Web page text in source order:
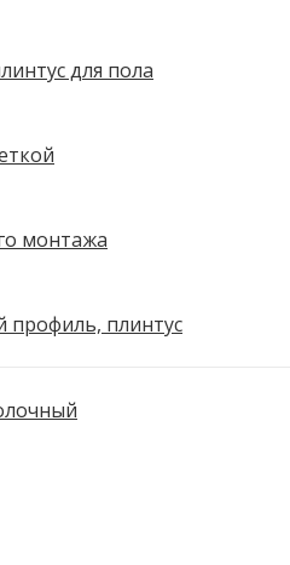
для пола
монтажа
профиль, плинтус